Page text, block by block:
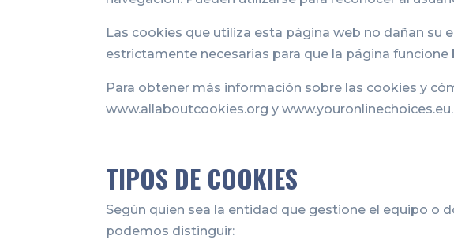
Las cookies que utiliza esta página web no dañan su
estrictamente necesarias para que la página
Para obtener más información sobre las cookies y
www.allaboutcookies.org y www.youronlinechoices.eu.
TIPOS DE COOKIES
Según quien sea la entidad que gestione el equipo o
podemos distinguir: